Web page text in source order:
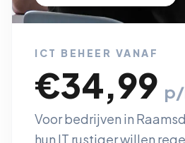
ICT BEHEER VANAF
€34,99
Voor bedrijven in
hun IT rustiger willen